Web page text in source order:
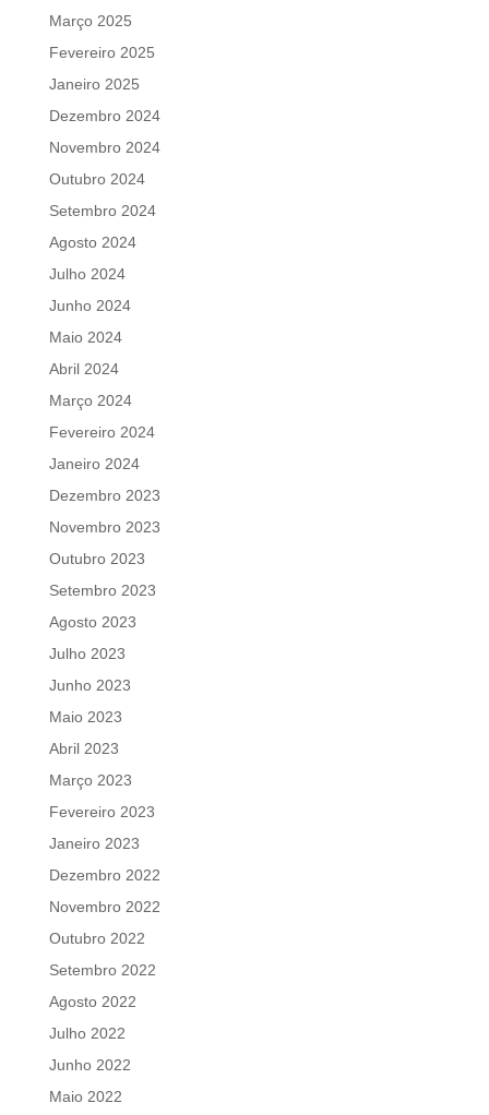
Março 2025
Fevereiro 2025
Janeiro 2025
Dezembro 2024
Novembro 2024
Outubro 2024
Setembro 2024
Agosto 2024
Julho 2024
Junho 2024
Maio 2024
Abril 2024
Março 2024
Fevereiro 2024
Janeiro 2024
Dezembro 2023
Novembro 2023
Outubro 2023
Setembro 2023
Agosto 2023
Julho 2023
Junho 2023
Maio 2023
Abril 2023
Março 2023
Fevereiro 2023
Janeiro 2023
Dezembro 2022
Novembro 2022
Outubro 2022
Setembro 2022
Agosto 2022
Julho 2022
Junho 2022
Maio 2022